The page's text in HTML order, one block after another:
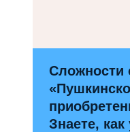
Сложности
Знаете,